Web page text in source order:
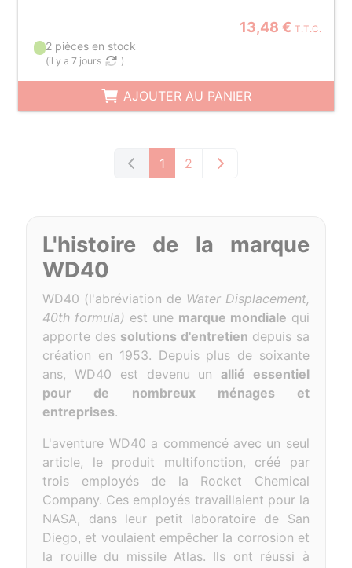
13,48 € T.T.C.
2 pièces en stock
(il y a 7 jours )
AJOUTER AU PANIER
1 2
L'histoire de la marque
WD40
WD40 (l'abréviation de Water Displacement,
40th formula) est une marque mondiale qui
apporte des solutions d'entretien depuis sa
création en 1953. Depuis plus de soixante
ans, WD40 est devenu unallié essentiel
pour de nombreux ménages et
entreprises.
L'aventure WD40 a commencé avec un seul
article, le produit multifonction, créé par
trois employés de la Rocket Chemical
Company. Ces employés travaillaient pour la
NASA, dans leur petit laboratoire de San
Diego, et voulaient empêcher la corrosion et
la rouille du missile Atlas. Ils ont réussi à